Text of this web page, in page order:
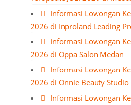
Informasi Lowongan
2026 di Inproland Leading
Informasi Lowongan
2026 di Oppa Salon Medan
Informasi Lowongan
2026 di Onnie Beauty Studio
Informasi Lowongan